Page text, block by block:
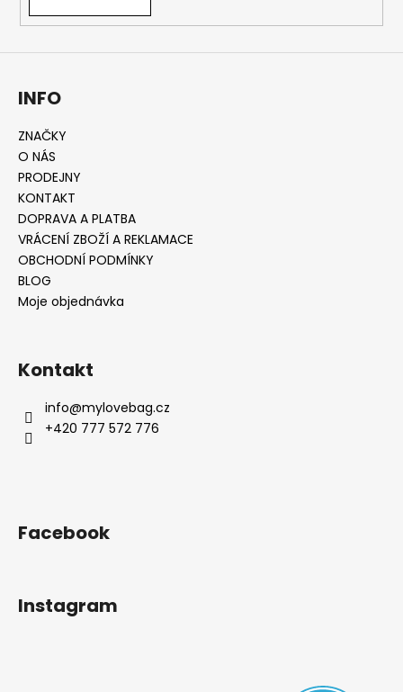
ý
INFO
ZNAČKY
O NÁS
PRODEJNY
KONTAKT
DOPRAVA A PLATBA
VRÁCENÍ ZBOŽÍ A REKLAMACE
OBCHODNÍ PODMÍNKY
BLOG
Moje objednávka
Kontakt
info@mylovebag.cz
+420 777 572 776
Facebook
Instagram